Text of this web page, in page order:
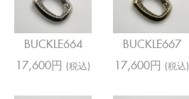
BUCKLE664
17,600円(税込)
BUCKLE667
17,600円(税込)